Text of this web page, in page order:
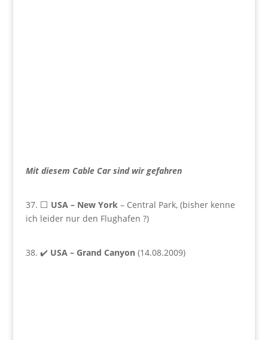
Mit diesem Cable Car sind wir gefahren
37. ⬜ USA – New York– Central Park, (bisher kenne
ich leider nur den Flughafen ?)
38. ✔️ USA – Grand Canyon(14.08.2009)